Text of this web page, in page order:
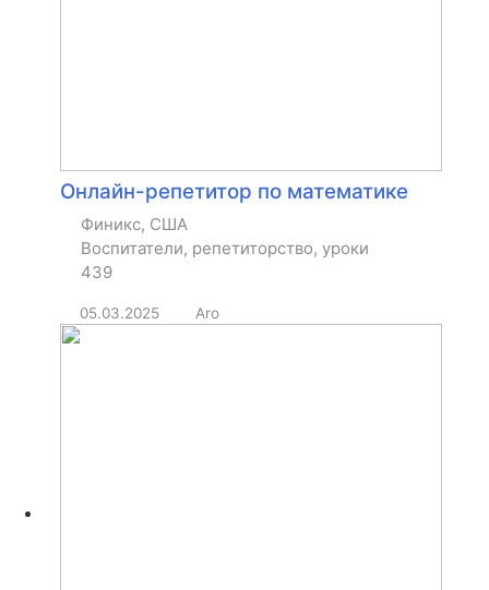
Онлайн-репетитор по математике
Финикс, США
Воспитатели, репетиторство, уроки
439
05.03.2025 Aro